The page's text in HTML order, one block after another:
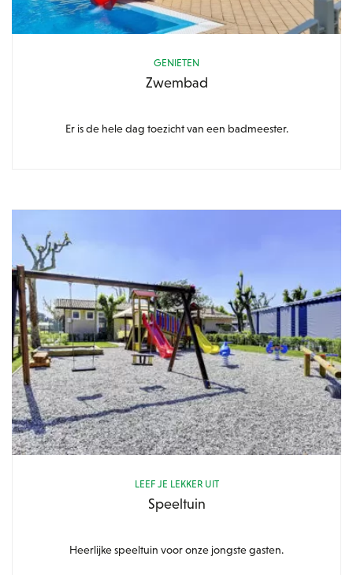
GENIETEN
Zwembad
Er is de hele dag toezicht van een badmeester.
LEEF JE LEKKER UIT
Speeltuin
Heerlijke speeltuin voor onze jongste gasten.